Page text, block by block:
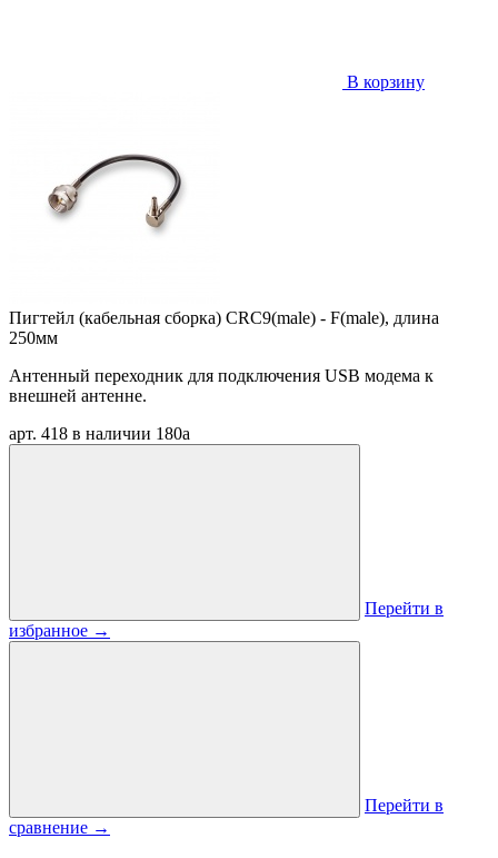
В корзину
Пигтейл (кабельная сборка) CRC9(male) - F(male), длина
250мм
Антенный переходник для подключения USB модема к
внешней антенне.
арт. 418 в наличии 180a
Перейти в
избранное →
Перейти в
сравнение →